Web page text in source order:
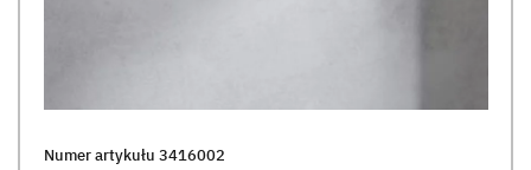
Numer artykułu 3416002